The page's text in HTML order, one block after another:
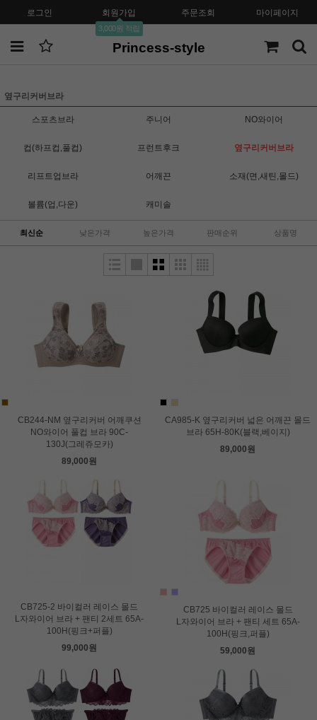
로그인 회원가입
3,000원 적립
주문조회 마이페이지
Princess-style
옆구리커버브라
스포츠브라 주니어 NO와이어
컵(하프컵,풀컵) 프런트후크 옆구리커버브라
리프트업브라 어깨끈 소재(면,새틴,몰드)
볼륨(업,다운) 캐미솔
최신순 낮은가격 높은가격 판매순위 상품명
CB244-NM 옆구리커버 어깨쿠션
NO와이어 풀컵 브라 90C-
130J(그레쥬모카)
89,000원
CA985-K 옆구리커버 넓은 어깨끈 몰드
브라 65H-80K(블랙,베이지)
89,000원
CB725-2 바이컬러 레이스 몰드
L자와이어 브라 + 팬티 2세트 65A-
100H(핑크+퍼플)
99,000원
CB725 바이컬러 레이스 몰드
L자와이어 브라 + 팬티 세트 65A-
100H(핑크,퍼플)
59,000원